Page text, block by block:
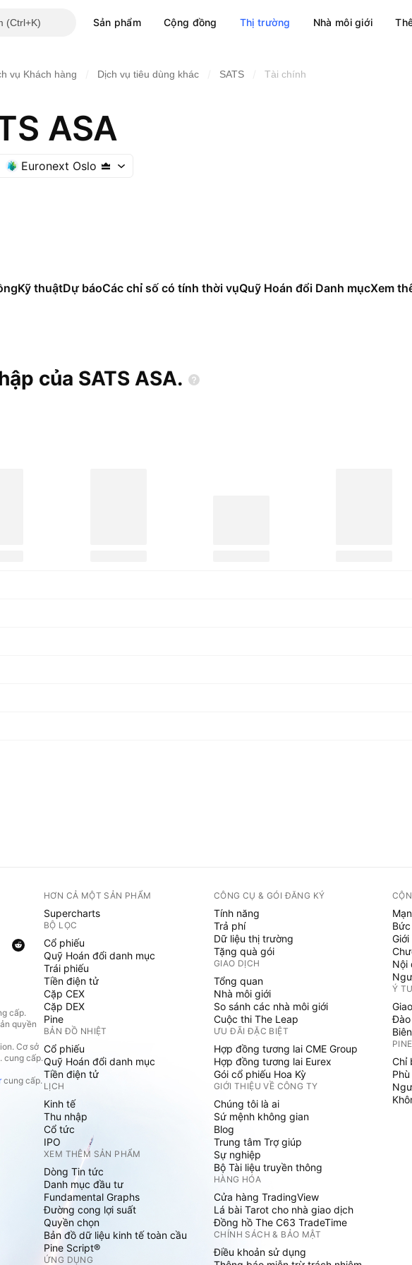
Sản phẩm Cộng đồng Thị trường Nhà môi giới
vụ Khách hàng Dịch vụ tiêu dùng khác SATS Tài chính
ASA
Euronext Oslo
Kỹ thuậtDự báoCác chỉ số có tính thời vụQuỹ Hoán đổi Danh mụcXem
của SATS ASA.
cấp.
quyền
Cơ sở
cung cấp.
cung cấp.
HƠN CẢ MỘT SẢN PHẨM
Supercharts
BỘ LỌC
Cổ phiếu
Quỹ Hoán đổi danh mục
Trái phiếu
Tiền điện tử
Cặp CEX
Cặp DEX
Pine
BẢN ĐỒ NHIỆT
Cổ phiếu
Quỹ Hoán đổi danh mục
Tiền điện tử
LỊCH
Kinh tế
Thu nhập
Cổ tức
IPO
XEM THÊM SẢN PHẨM
Dòng Tin tức
Danh mục đầu tư
Fundamental Graphs
Đường cong lợi suất
Quyền chọn
Bản đồ dữ liệu kinh tế toàn cầu
Pine Script®
ỨNG DỤNG
CÔNG CỤ & GÓI ĐĂNG KÝ
Tính năng
Trả phí
Dữ liệu thị trường
Tặng quà gói
GIAO DỊCH
Tổng quan
Nhà môi giới
So sánh các nhà môi giới
Cuộc thi The Leap
ƯU ĐÃI ĐẶC BIỆT
Hợp đồng tương lai CME Group
Hợp đồng tương lai Eurex
Gói cổ phiếu Hoa Kỳ
GIỚI THIỆU VỀ CÔNG TY
Chúng tôi là ai
Sứ mệnh không gian
Blog
Trung tâm Trợ giúp
Sự nghiệp
Bộ Tài liệu truyền thông
HÀNG HÓA
Cửa hàng TradingView
Lá bài Tarot cho nhà giao dịch
Đồng hồ The C63 TradeTime
CHÍNH SÁCH & BẢO MẬT
Điều khoản sử dụng
Nội
Ý
Chỉ